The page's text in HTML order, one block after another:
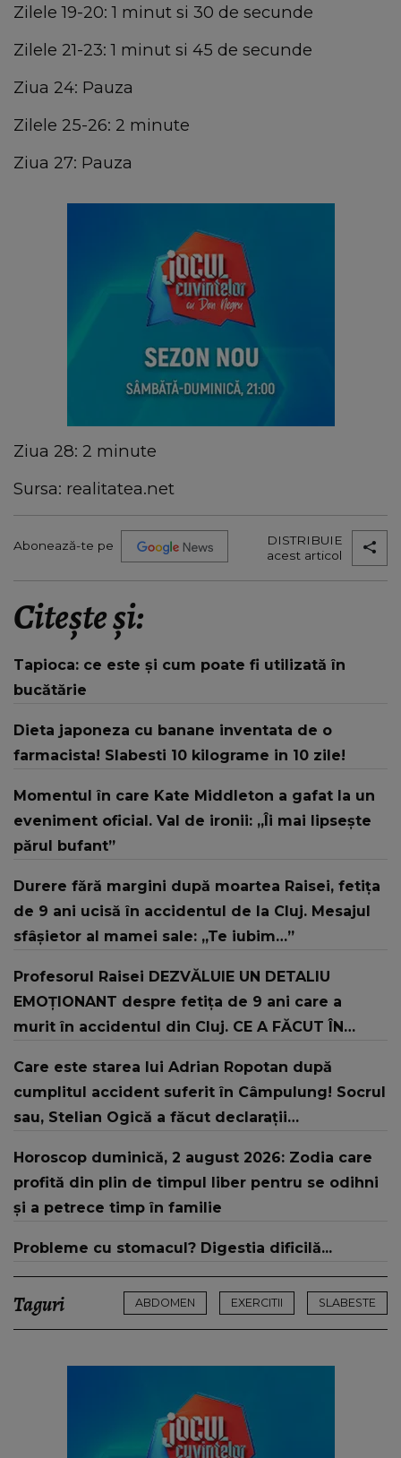
Zilele 19-20: 1 minut si 30 de secunde
Zilele 21-23: 1 minut si 45 de secunde
Ziua 24: Pauza
Zilele 25-26: 2 minute
Ziua 27: Pauza
Ziua 28: 2 minute
Sursa: realitatea.net
Abonează-te pe
DISTRIBUIE
acest articol
Citește și:
Tapioca: ce este și cum poate fi utilizată în
bucătărie
Dieta japoneza cu banane inventata de o
farmacista! Slabesti 10 kilograme in 10 zile!
Momentul în care Kate Middleton a gafat la un
eveniment oficial. Val de ironii: „Îi mai lipsește
părul bufant”
Durere fără margini după moartea Raisei, fetița
de 9 ani ucisă în accidentul de la Cluj. Mesajul
sfâșietor al mamei sale: „Te iubim…”
Profesorul Raisei DEZVĂLUIE UN DETALIU
EMOȚIONANT despre fetița de 9 ani care a
murit în accidentul din Cluj. CE A FĂCUT ÎN
perioadă dureroasă. Chiar și părinții ei sunt
uimiți: "Nu voi uita că..."
Care este starea lui Adrian Ropotan după
cumplitul accident suferit în Câmpulung! Socrul
sau, Stelian Ogică a făcut declarații
Horoscop duminică, 2 august 2026: Zodia care
profită din plin de timpul liber pentru se odihni
și a petrece timp în familie
Probleme cu stomacul? Digestia dificilă...
Taguri ABDOMEN EXERCITII SLABESTE